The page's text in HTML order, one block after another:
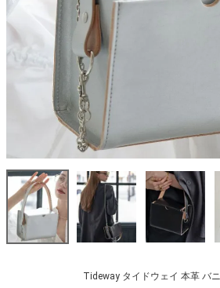
Tideway タイドウェイ 本革 バ